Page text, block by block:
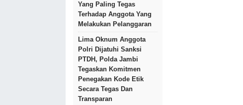
Yang Paling Tegas
Terhadap Anggota Yang
Melakukan Pelanggaran
Lima Oknum Anggota
Polri Dijatuhi Sanksi
PTDH, Polda Jambi
Tegaskan Komitmen
Penegakan Kode Etik
Secara Tegas Dan
Transparan